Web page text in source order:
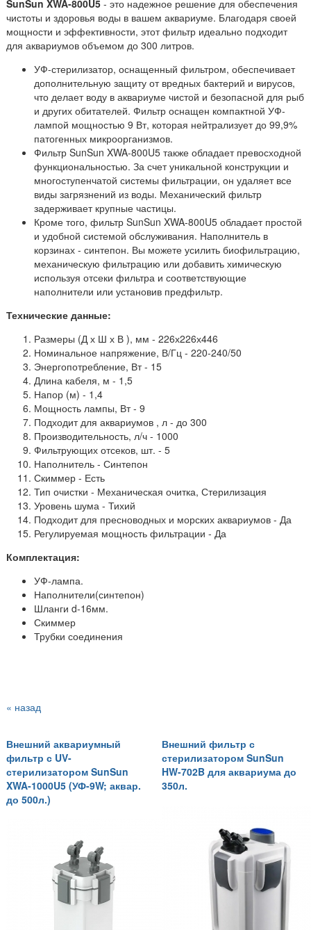
SunSun XWA-800U5 - это надежное решение для обеспечения
чистоты и здоровья воды в вашем аквариуме. Благодаря своей
мощности и эффективности, этот фильтр идеально подходит
для аквариумов объемом до 300 литров.
УФ-стерилизатор, оснащенный фильтром, обеспечивает
дополнительную защиту от вредных бактерий и вирусов,
что делает воду в аквариуме чистой и безопасной для рыб
и других обитателей. Фильтр оснащен компактной УФ-
лампой мощностью 9 Вт, которая нейтрализует до 99,9%
патогенных микроорганизмов.
Фильтр SunSun XWA-800U5 также обладает превосходной
функциональностью. За счет уникальной конструкции и
многоступенчатой системы фильтрации, он удаляет все
виды загрязнений из воды. Механический фильтр
задерживает крупные частицы.
Кроме того, фильтр SunSun XWA-800U5 обладает простой
и удобной системой обслуживания. Наполнитель в
корзинах - синтепон. Вы можете усилить биофильтрацию,
механическую фильтрацию или добавить химическую
используя отсеки фильтра и соответствующие
наполнители или установив предфильтр.
Технические данные:
Размеры (Д х Ш х В ), мм - 226х226х446
Номинальное напряжение, В/Гц - 220-240/50
Энергопотребление, Вт - 15
Длина кабеля, м - 1,5
Напор (м) - 1,4
Мощность лампы, Вт - 9
Подходит для аквариумов , л - до 300
Производительность, л/ч - 1000
Фильтрующих отсеков, шт. - 5
Наполнитель - Синтепон
Скиммер - Есть
Тип очистки - Механическая очитка, Стерилизация
Уровень шума - Тихий
Подходит для пресноводных и морских аквариумов - Да
Регулируемая мощность фильтрации - Да
Комплектация:
УФ-лампа.
Наполнители(синтепон)
Шланги d-16мм.
Скиммер
Трубки соединения
« назад
Внешний аквариумный
фильтр с UV-
стерилизатором SunSun
XWA-1000U5 (УФ-9W; аквар.
до 500л.)
Внешний фильтр с
стерилизатором SunSun
HW-702B для аквариума до
350л.